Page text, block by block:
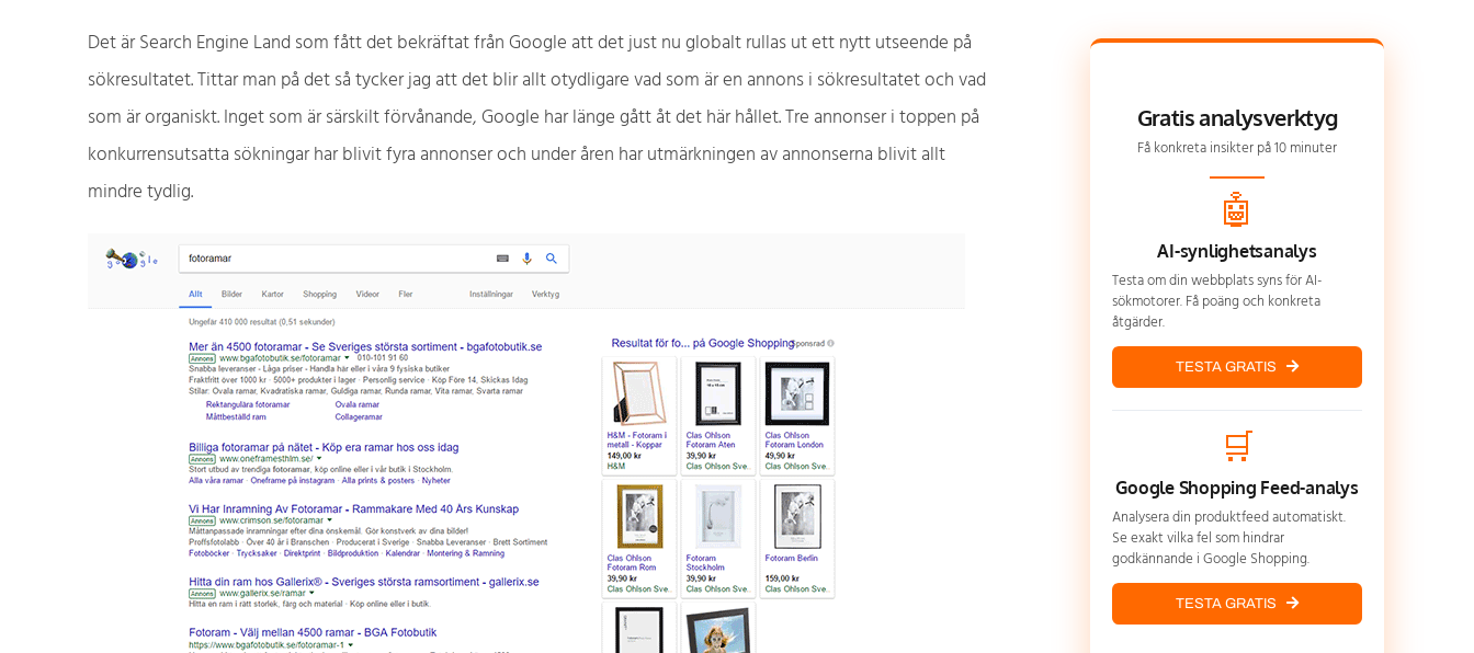
Det är Search Engine Land som fått det bekräftat från Google att det just nu globalt rullas ut ett nytt utseende på
sökresultatet. Tittar man på det så tycker jag att det blir allt otydligare vad som är en annons i sökresultatet och vad
som är organiskt. Inget som är särskilt förvånande, Google har länge gått åt det här hållet. Tre annonser i toppen på
konkurrensutsatta sökningar har blivit fyra annonser och under åren har utmärkningen av annonserna blivit allt
mindre tydlig.
Gratis analysverktyg
Få konkreta insikter på 10 minuter
🤖
AI-synlighetsanalys
Testa om din webbplats syns för AI-
sökmotorer. Få poäng och konkreta
åtgärder.
TESTA GRATIS
🛒
Google Shopping Feed-analys
Analysera din produktfeed automatiskt.
Se exakt vilka fel som hindrar
godkännande i Google Shopping.
TESTA GRATIS